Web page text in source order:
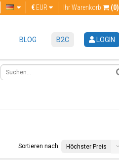
Ihr Warenkorb (0)
€ EUR
BLOG B2C LOGIN
Sortieren nach:
Höchster Preis